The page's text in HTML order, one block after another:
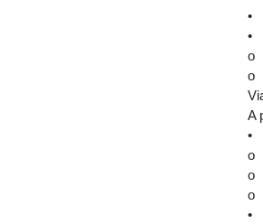
•
•
o
o
A
•
o
o
o
•